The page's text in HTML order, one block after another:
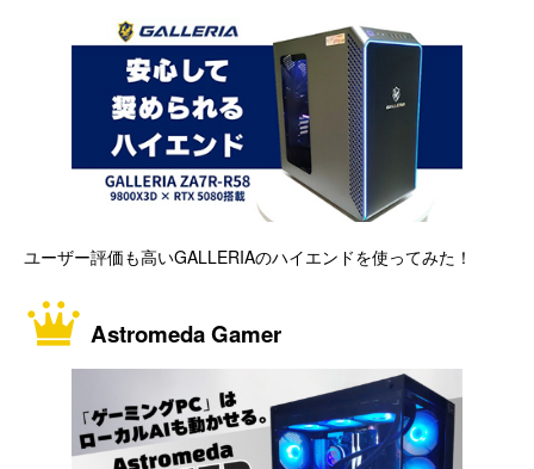
ユーザー評価も高いGALLERIAのハイエンドを使ってみた！
Astromeda Gamer